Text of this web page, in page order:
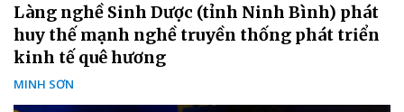
Làng nghề Sinh Dược (tỉnh Ninh Bình) phát
huy thế mạnh nghề truyền thống phát triển
kinh tế quê hương
MINH SƠN